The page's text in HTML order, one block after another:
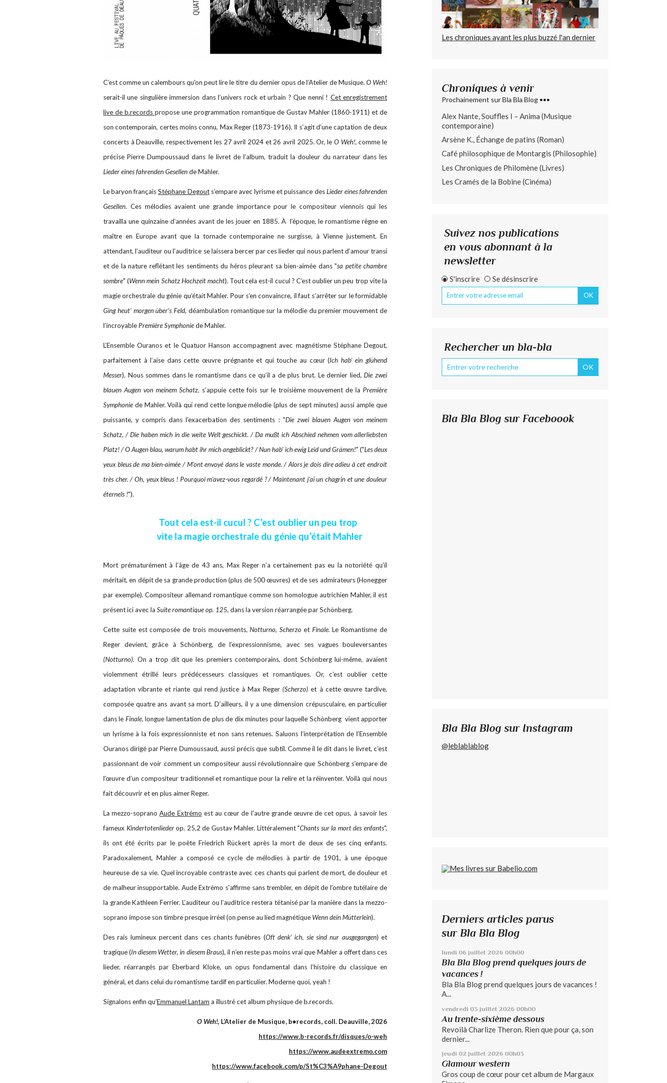
C’est comme un calembours qu'on peut lire le titre du dernier opus de l’Atelier de Musique.O Weh!
serait-il une singulière immersion dans l’univers rock et urbain ? Que nenni ! Cet enregistrement
live de b.records propose une programmation romantique de Gustav Mahler (1860-1911) et de
son contemporain, certes moins connu, Max Reger (1873-1916). Il s’agit d’une captation de deux
concerts à Deauville, respectivement les 27 avril 2024 et 26 avril 2025. Or, le O Weh!, comme le
précise Pierre Dumpoussaud dans le livret de l’album, traduit la douleur du narrateur dans les
Lieder eines fahrenden Gesellende Mahler.
Le baryon françaisStéphane Degouts’empare avec lyrisme et puissance desLieder eines fahrenden
Gesellen. Ces mélodies avaient une grande importance pour le compositeur viennois qui les
travailla une quinzaine d’années avant de les jouer en 1885. À l’époque, le romantisme règne en
maître en Europe avant que la tornade contemporaine ne surgisse, à Vienne justement. En
attendant, l’auditeur ou l’auditrice se laissera bercer par ces lieder qui nous parlent d’amour transi
et de la nature reflétant les sentiments du héros pleurant sa bien-aimée dans "sa petite chambre
sombre" (Wenn mein Schatz Hochzeit macht). Tout cela est-il cucul ? C’est oublier un peu trop vite la
magie orchestrale du génie qu’était Mahler. Pour s’en convaincre, il faut s’arrêter sur le formidable
Ging heut' morgen über's Feld, déambulation romantique sur la mélodie du premier mouvement de
l’incroyablePremière Symphoniede Mahler.
L’Ensemble Ouranos et le Quatuor Hanson accompagnent avec magnétisme Stéphane Degout,
parfaitement à l’aise dans cette œuvre prégnante et qui touche au cœur (Ich hab' ein glühend
Messer). Nous sommes dans le romantisme dans ce qu’il a de plus brut. Le dernier lied,Die zwei
blauen Augen von meinem Schatz, s’appuie cette fois sur le troisième mouvement de la Première
Symphonie de Mahler. Voilà qui rend cette longue mélodie (plus de sept minutes) aussi ample que
puissante, y compris dans l’exacerbation des sentiments : "Die zwei blauen Augen von meinem
Schatz, / Die haben mich in die weite Welt geschickt. / Da mußt ich Abschied nehmen vom allerliebsten
Platz! / O Augen blau, warum habt ihr mich angeblickt? / Nun hab' ich ewig Leid und Grämen!" ("Les deux
yeux bleus de ma bien-aimée / M'ont envoyé dans le vaste monde. / Alors je dois dire adieu à cet endroit
très cher. / Oh, yeux bleus ! Pourquoi m'avez-vous regardé ? / Maintenant j'ai un chagrin et une douleur
éternels !").
Tout cela est-il cucul ? C’est oublier un peu trop
vite la magie orchestrale du génie qu’était Mahler
Mort prématurément à l’âge de 43 ans, Max Reger n’a certainement pas eu la notoriété qu’il
méritait, en dépit de sa grande production (plus de 500 œuvres) et de ses admirateurs (Honegger
par exemple). Compositeur allemand romantique comme son homologue autrichien Mahler, il est
présent ici avec la Suite romantique op. 125, dans la version réarrangée par Schönberg.
Cette suite est composée de trois mouvements,Notturno, Scherzo et Finale. Le Romantisme de
Reger devient, grâce à Schönberg, de l’expressionnisme, avec ses vagues bouleversantes
(Notturno). On a trop dit que les premiers contemporains, dont Schönberg lui-même, avaient
violemment étrillé leurs prédécesseurs classiques et romantiques. Or, c’est oublier cette
adaptation vibrante et riante qui rend justice à Max Reger(Scherzo) et à cette œuvre tardive,
composée quatre ans avant sa mort. D’ailleurs, il y a une dimension crépusculaire, en particulier
dans le Finale, longue lamentation de plus de dix minutes pour laquelle Schönberg vient apporter
un lyrisme à la fois expressionniste et non sans retenues. Saluons l’interprétation de l’Ensemble
Ouranos dirigé par Pierre Dumoussaud, aussi précis que subtil. Comme il le dit dans le livret, c’est
passionnant de voir comment un compositeur aussi révolutionnaire que Schönberg s’empare de
l’œuvre d’un compositeur traditionnel et romantique pour la relire et la réinventer. Voilà qui nous
fait découvrir et en plus aimer Reger.
La mezzo-sopranoAude Extrémo est au cœur de l’autre grande œuvre de cet opus, à savoir les
fameux Kindertotenliederop. 25,2 de Gustav Mahler. Littéralement "Chants sur la mort des enfants",
ils ont été écrits par le poète Friedrich Rückert après la mort de deux de ses cinq enfants.
Paradoxalement, Mahler a composé ce cycle de mélodies à partir de 1901, à une époque
heureuse de sa vie. Quel incroyable contraste avec ces chants qui parlent de mort, de douleur et
de malheur insupportable. Aude Extrémo s'affirme sans trembler, en dépit de l’ombre tutélaire de
la grande Kathleen Ferrier. L’auditeur ou l’auditrice restera tétanisé par la manière dans la mezzo-
soprano impose son timbre presque irréel (on pense au lied magnétique Wenn dein Mütterlein).
Des rais lumineux percent dans ces chants funèbres (Oft denk' ich, sie sind nur ausgegangen) et
tragique (In diesem Wetter, in diesem Braus), il n’en reste pas moins vrai que Mahler a offert dans ces
lieder, réarrangés par Eberbard Kloke, un opus fondamental dans l’histoire du classique en
général, et dans celui du romantisme tardif en particulier. Moderne quoi, yeah !
Signalons enfin qu’Emmanuel Lantam a illustré cet album physique de b.records.
O Weh!, L’Atelier de Musique, b•records, coll. Deauville, 2026
https://www.b-records.fr/disques/o-weh
https://www.audeextremo.com
https://www.facebook.com/p/St%C3%A9phane-Degout
Les chroniques ayant les plus buzzé l'an dernier
Chroniques à venir
Prochainement sur Bla Bla Blog •••
Alex Nante, Souffles I – Anima (Musique
contemporaine)
Arsène K., Échange de patins (Roman)
Café philosophique de Montargis (Philosophie)
Les Chroniques de Philomène (Livres)
Les Cramés de la Bobine (Cinéma)
Suivez nos publications
en vous abonnant à la
newsletter
S'inscrire Se désinscrire
Rechercher un bla-bla
Bla Bla Blog sur Faceboook
Bla Bla Blog sur Instagram
@leblablablog
Derniers articles parus
sur Bla Bla Blog
lundi 06 juillet 2026 00h00
Bla Bla Blog prend quelques jours de
vacances !
Bla Bla Blog prend quelques jours de vacances !
A...
vendredi 03 juillet 2026 00h00
Au trente-sixième dessous
Revoilà Charlize Theron. Rien que pour ça, son
dernier...
jeudi 02 juillet 2026 00h03
Glamour western
Gros coup de cœur pour cet album de Margaux